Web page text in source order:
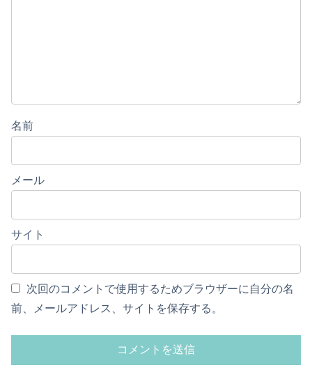
名前
メール
サイト
次回のコメントで使用するためブラウザーに自分の名
前、メールアドレス、サイトを保存する。